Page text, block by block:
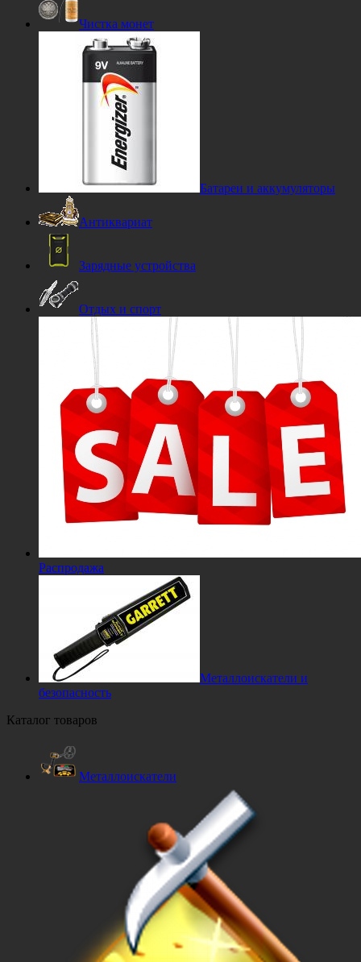
Чистка монет
Батареи и аккумуляторы
Антиквариат
Зарядные устройства
Отдых и спорт
Распродажа
Металлоискатели и
безопасность
Каталог товаров
Металлоискатели